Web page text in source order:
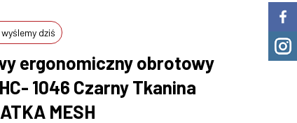
dziś
ergonomiczny obrotowy
1046 Czarny Tkanina
MESH